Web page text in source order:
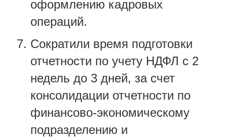
оформлению кадровых
операций.
Сократили время подготовки
отчетности по учету НДФЛ с 2
недель до 3 дней, за счет
консолидации отчетности по
финансово-экономическому
подразделению и